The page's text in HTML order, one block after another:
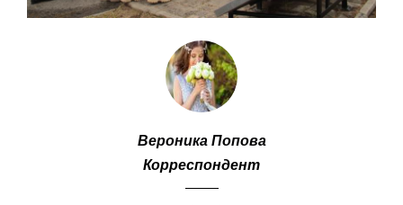
Вероника Попова
Корреспондент